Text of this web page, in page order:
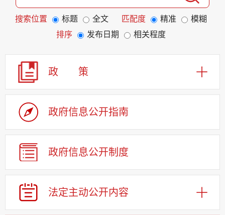
搜索位置 标题 全文 匹配度 精准
模糊
排序
发布日期 相关程度
政 策
政府信息公开指南
政府信息公开制度
法定主动公开内容